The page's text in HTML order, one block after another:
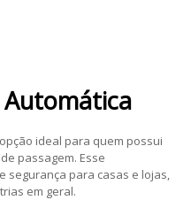
ideal para quem possui
passagem. Esse
para casas e lojas,
em geral.